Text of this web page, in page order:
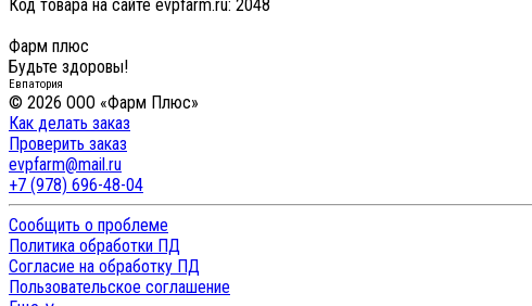
Код товара на сайте evpfarm.ru: 2048
Фарм плюс
Будьте здоровы!
Евпатория
© 2026 ООО «Фарм Плюс»
Как делать заказ
Проверить заказ
evpfarm@mail.ru
+7 (978) 696-48-04
Сообщить о проблеме
Политика обработки ПД
Согласие на обработку ПД
Пользовательское соглашение